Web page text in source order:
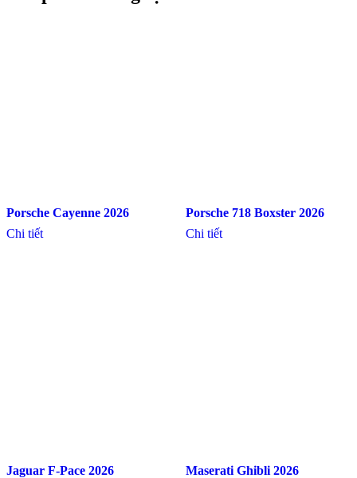
Porsche Cayenne 2026
Chi tiết
Porsche 718 Boxster 2026
Chi tiết
Jaguar F-Pace 2026
Maserati Ghibli 2026